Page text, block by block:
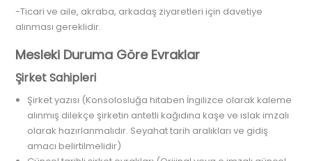
-Ticari ve aile, akraba, arkadaş ziyaretleri için davetiye
alınması gereklidir.
Mesleki Duruma Göre Evraklar
Şirket Sahipleri
Şirket yazısı (Konsolosluğa hitaben İngilizce olarak kaleme
alınmış dilekçe şirketin antetli kağıdına kaşe ve ıslak imzalı
olarak hazırlanmalıdır. Seyahat tarih aralıkları ve gidiş
amacı belirtilmelidir)